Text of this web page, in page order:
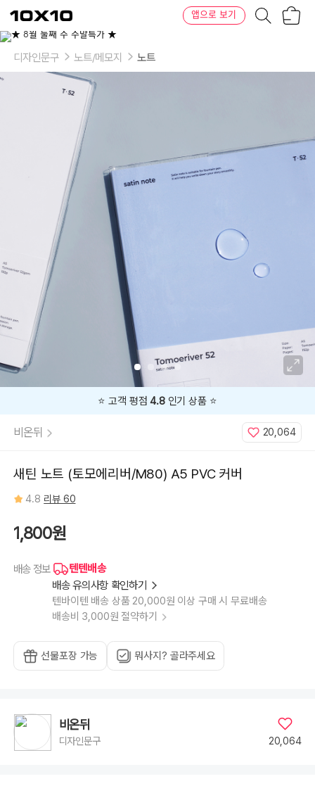
텐
바
텐
앱으로 보기
디자인문구 노트/메모지 노트
⭐️ 고객 평점4.8인기 상품 ⭐️
비온뒤 20,064
새틴 노트 (토모에리버/M80) A5 PVC 커버
4.8 리뷰 60
1,800원
배송 정보
텐텐배송
배송 유의사항 확인하기
텐바이텐 배송 상품 20,000원 이상 구매 시 무료배송
배송비 3,000원 절약하기
선물포장 가능 뭐사지? 골라주세요
비온뒤
디자인문구 20,064